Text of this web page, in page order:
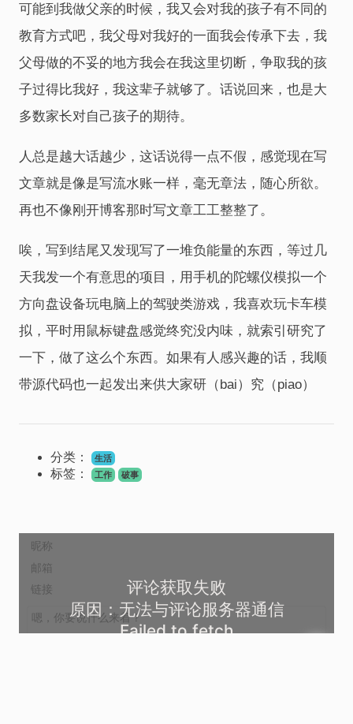
可能到我做父亲的时候，我又会对我的孩子有不同的
教育方式吧，我父母对我好的一面我会传承下去，我
父母做的不妥的地方我会在我这里切断，争取我的孩
子过得比我好，我这辈子就够了。话说回来，也是大
多数家长对自己孩子的期待。
人总是越大话越少，这话说得一点不假，感觉现在写
文章就是像是写流水账一样，毫无章法，随心所欲。
再也不像刚开博客那时写文章工工整整了。
唉，写到结尾又发现写了一堆负能量的东西，等过几
天我发一个有意思的项目，用手机的陀螺仪模拟一个
方向盘设备玩电脑上的驾驶类游戏，我喜欢玩卡车模
拟，平时用鼠标键盘感觉终究没内味，就索引研究了
一下，做了这么个东西。如果有人感兴趣的话，我顺
带源代码也一起发出来供大家研（bai）究（piao）
分类： 生活
标签： 工作 破事
评论获取失败
原因：无法与评论服务器通信
Failed to fetch